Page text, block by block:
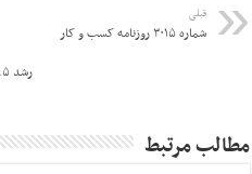
قبلی
شماره ۳۰۱۵ روزنامه کسب و کار
مطالب مرتبط